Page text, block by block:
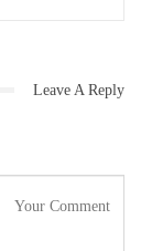
Leave A Reply